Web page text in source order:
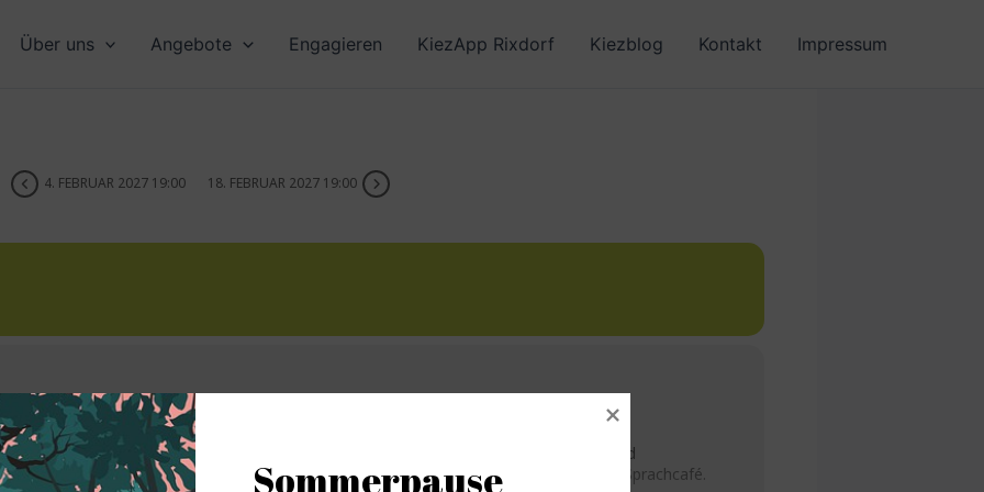
Über uns Angebote Engagieren KiezApp Rixdorf Kiezblog Kontakt Impressum
4. FEBRUAR 2027 19:00 18. FEBRUAR 2027 19:00
Uhr bei SoliNaR in der Karl-Marx-Straße 163 12043 Berlin. 3. OG.
des Klassenraums und der Schule verbessern und andere Deutschlernende und
gemütlichen Atmosphäre bei Tee & Keksen kennenlernen? Dann komme zu unserem Sprachcafé.
Sommerpause